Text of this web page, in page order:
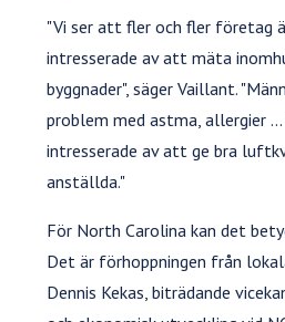
"Vi ser att fler och fler företag
intresserade av att mäta
byggnader", säger Vaillant.
problem med astma, allergier
intresserade av att ge bra
anställda."
För North Carolina kan det
Det är förhoppningen från
Dennis Kekas, biträdande